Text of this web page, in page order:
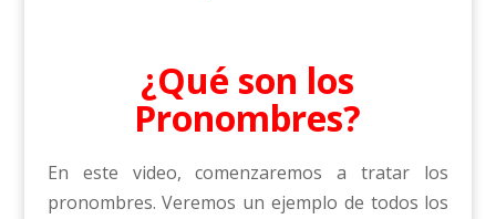
¿Qué son los
Pronombres?
En este video, comenzaremos a tratar los
pronombres. Veremos un ejemplo de todos los